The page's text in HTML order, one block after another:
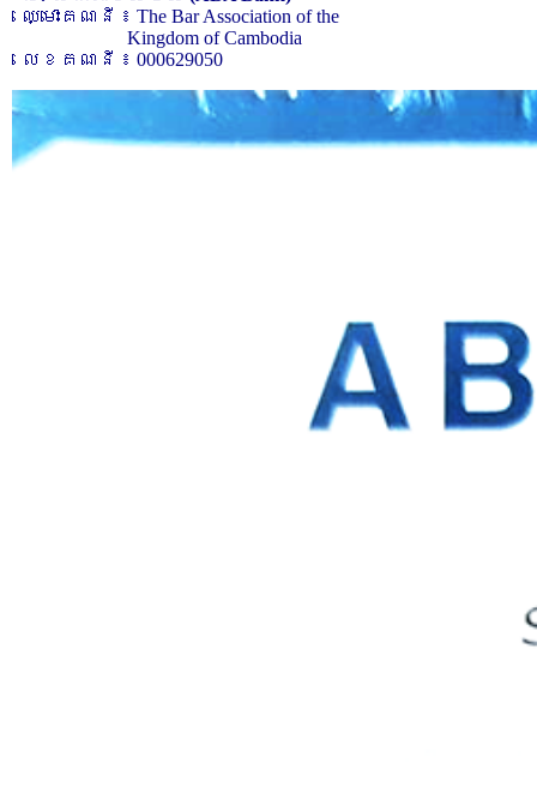
ឈ្មោះគណនី ៖ The Bar Association of the
Kingdom of Cambodia
លេខគណនី ៖ 000629050